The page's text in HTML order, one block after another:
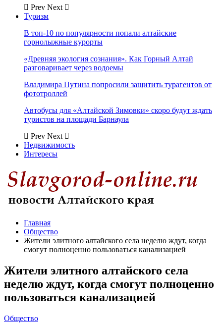
Prev Next
Туризм
В топ-10 по популярности попали алтайские
горнолыжные курорты
«Древняя экология сознания». Как Горный Алтай
разговаривает через водоемы
Владимира Путина попросили защитить турагентов от
фототроллей
Автобусы для «Алтайской Зимовки» скоро будут ждать
туристов на площади Барнаула
Prev Next
Недвижимость
Интересы
Главная
Общество
Жители элитного алтайского села неделю ждут, когда
смогут полноценно пользоваться канализацией
Жители элитного алтайского села
неделю ждут, когда смогут полноценно
пользоваться канализацией
Общество